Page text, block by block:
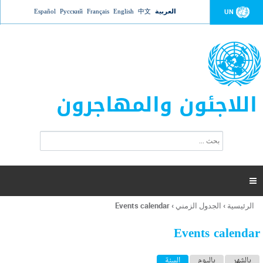
Jump to navigation UN العربية 中文
English
Français
Русский
Español
اللاجئون والمهاجرون
ت
ر
ل
ح
ب

أنت
هنا
الرئيسية › الجدول الزمني ›
Events calendar
Events calendar